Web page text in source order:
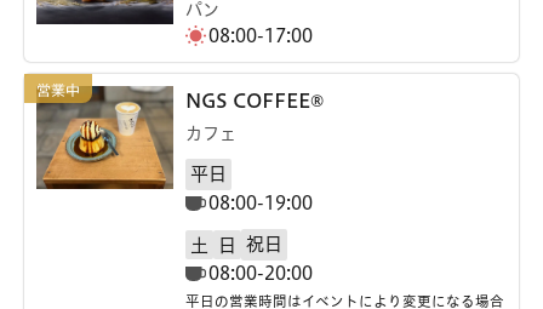
パン
08:00-17:00
NGS COFFEE®
カフェ
平日
08:00-19:00
土 日
祝日
08:00-20:00
平日の営業時間はイベントにより変更になる場合